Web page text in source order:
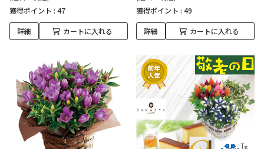
獲得ポイント : 47
詳細 カートに入れる
獲得ポイント : 49
詳細 カートに入れる